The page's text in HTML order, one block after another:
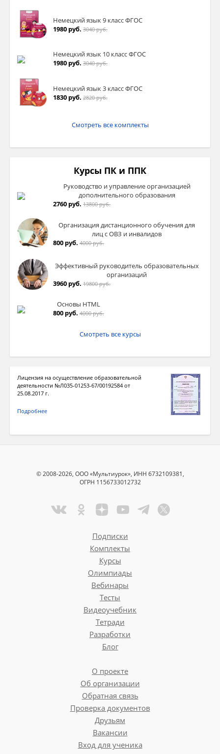
Немецкий язык 9 класс ФГОС
1980 руб. 3040 руб.
Немецкий язык 10 класс ФГОС
1980 руб. 3040 руб.
Немецкий язык 3 класс ФГОС
1830 руб. 2820 руб.
Смотреть все комплекты
Курсы ПК и ППК
Руководство и управление организацией
дополнительного образования
2760 руб. 13800 руб.
Организация дистанционного обучения для
лиц с ОВЗ и инвалидов
800 руб. 4000 руб.
Эффективный руководитель образовательных
организаций
3960 руб. 19800 руб.
Основы HTML
800 руб. 4000 руб.
Смотреть все курсы
Лицензия на осуществление образовательной
деятельности №Л035-01253-67/00192584 от
25.08.2017 г.
Подробнее
© 2008-2026, ООО «Мультиурок», ИНН 6732109381,
ОГРН 1156733012732
Подписки
Комплекты
Курсы
Олимпиады
Вебинары
Тесты
Видеоучебник
Тетради
Разработки
Блог
О проекте
Об организации
Обратная связь
Проверка документов
Друзьям
Вакансии
Вход для ученика